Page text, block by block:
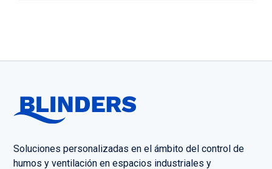
Soluciones personalizadas en el ámbito del control de
humos y ventilación en espacios industriales y